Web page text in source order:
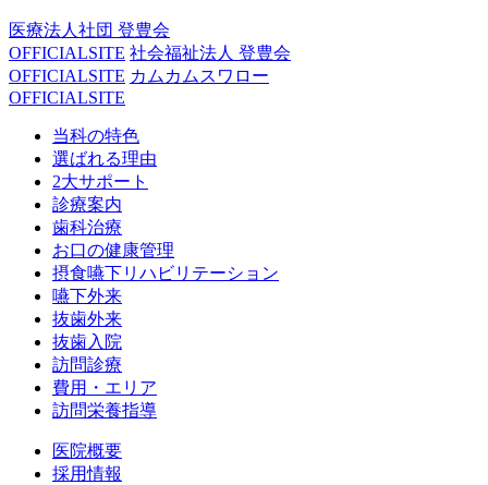
医療法人社団 登豊会
OFFICIALSITE 社会福祉法人 登豊会
OFFICIALSITE カムカムスワロー
OFFICIALSITE
当科の特色
選ばれる理由
2大サポート
診療案内
歯科治療
お口の健康管理
摂食嚥下リハビリテーション
嚥下外来
抜歯外来
抜歯入院
訪問診療
費用・エリア
訪問栄養指導
医院概要
採用情報